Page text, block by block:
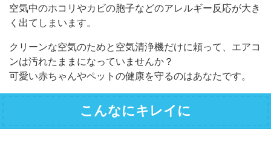
空気中のホコリやカビの胞子などのアレルギー反応が大き
く出てしまいます。
クリーンな空気のためと空気清浄機だけに頼って、エアコ
ンは汚れたままになっていませんか？
可愛い赤ちゃんやペットの健康を守るのはあなたです。
こんなにキレイに